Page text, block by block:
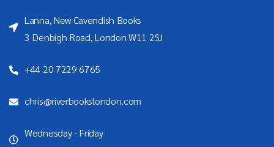
Lanna, New Cavendish Books
3 Denbigh Road, London W11 2SJ
+44 20 7229 6765
chris@riverbookslondon.com
Wednesday - Friday